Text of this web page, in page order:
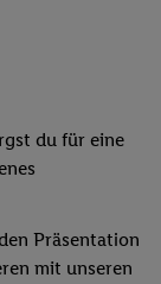
du für eine
Präsentation
mit unseren